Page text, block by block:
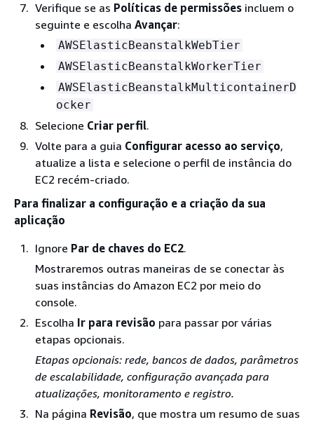
Verifique se as Políticas de permissões incluem o
seguinte e escolha Avançar:
AWSElasticBeanstalkWebTier
AWSElasticBeanstalkWorkerTier
AWSElasticBeanstalkMulticontainerD
ocker
Selecione Criar perfil.
Volte para a guia Configurar acesso ao serviço,
atualize a lista e selecione o perfil de instância do
EC2 recém-criado.
Para finalizar a configuração e a criação da sua
aplicação
Ignore Par de chaves do EC2.
Mostraremos outras maneiras de se conectar às
suas instâncias do Amazon EC2 por meio do
console.
Escolha Ir para revisão para passar por várias
etapas opcionais.
Etapas opcionais: rede, bancos de dados, parâmetros
de escalabilidade, configuração avançada para
atualizações, monitoramento e registro.
Na página Revisão, que mostra um resumo de suas